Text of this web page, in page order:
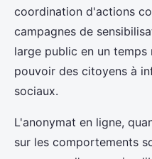
coordination d'actions
campagnes de
large public en un
pouvoir des citoyens à
sociaux.
L'anonymat en ligne,
sur les comportements